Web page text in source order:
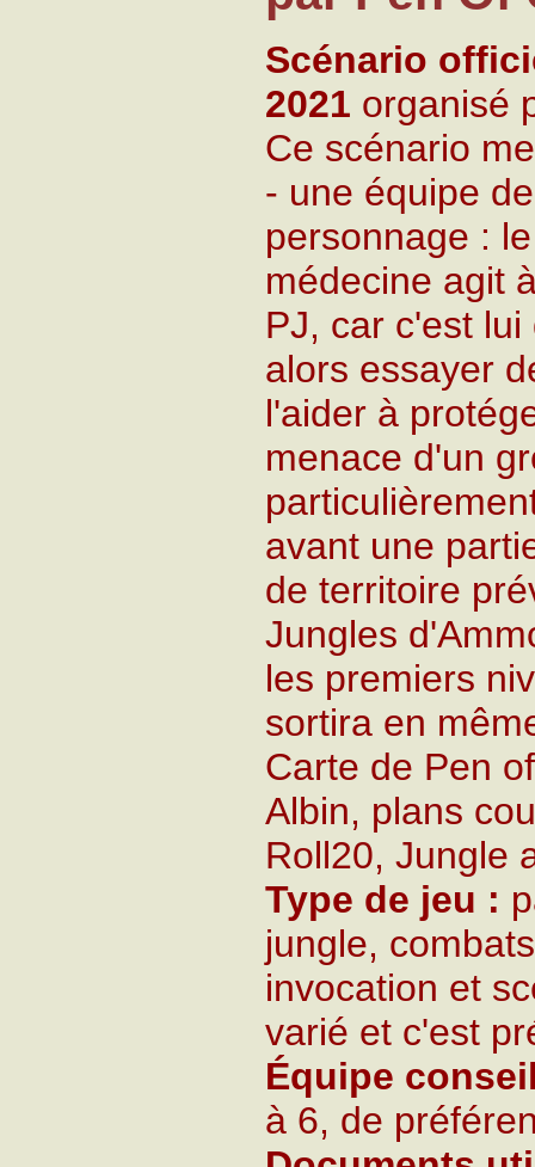
Scénario
2021 organisé
Ce scénario
- une équipe
personnage :
médecine agit
PJ, car c'est
alors essayer
l'aider à
menace d'un
avant une
de territoire
Jungles
les premiers
sortira en
Carte de Pen
Albin, plans
Roll20, Jungle
Type de jeu :
jungle,
invocation et
varié et c'est
Équipe
à 6, de